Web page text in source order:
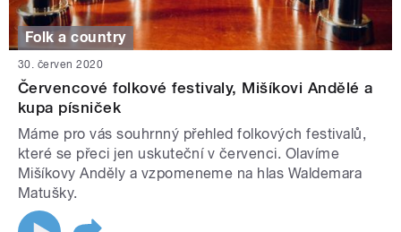
Folk a country
30. červen 2020
Červencové folkové festivaly, Mišíkovi Andělé a
kupa písniček
Máme pro vás souhrnný přehled folkových festivalů,
které se přeci jen uskuteční v červenci. Olavíme
Mišíkovy Anděly a vzpomeneme na hlas Waldemara
Matušky.